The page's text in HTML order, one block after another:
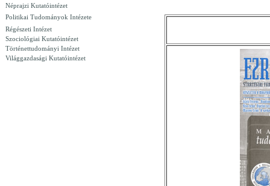
Néprajzi Kutatóintézet
Politikai Tudományok Intézete
Régészeti Intézet
Szociológiai Kutatóintézet
Történettudományi Intézet
Világgazdasági Kutatóintézet